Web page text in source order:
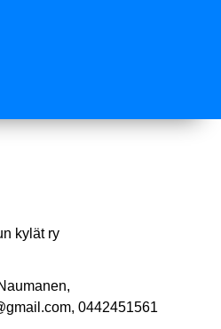
kylät ry
0442451561